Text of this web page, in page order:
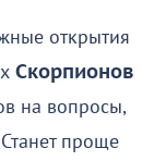
открытия
Скорпионов
на вопросы,
проще